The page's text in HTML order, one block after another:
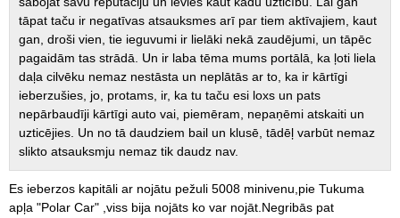
tāpat taču ir negatīvas atsauksmes arī par tiem aktīvajiem, kaut
gan, droši vien, tie ieguvumi ir lielāki nekā zaudējumi, un tāpēc
pagaidām tas strādā. Un ir laba tēma mums portālā, ka ļoti liela
daļa cilvēku nemaz nestāsta un neplātās ar to, ka ir kārtīgi
ieberzušies, jo, protams, ir, ka tu taču esi loxs un pats
nepārbaudīji kārtīgi auto vai, piemēram, nepaņēmi atskaiti un
uzticējies. Un no tā daudziem bail un klusē, tādēļ varbūt nemaz
slikto atsauksmju nemaz tik daudz nav.
Es ieberzos kapitāli ar nojātu pežuli 5008 minivenu,pie Tukuma
apļa "Polar Car" ,viss bija nojāts ko var nojāt.Negribās pat